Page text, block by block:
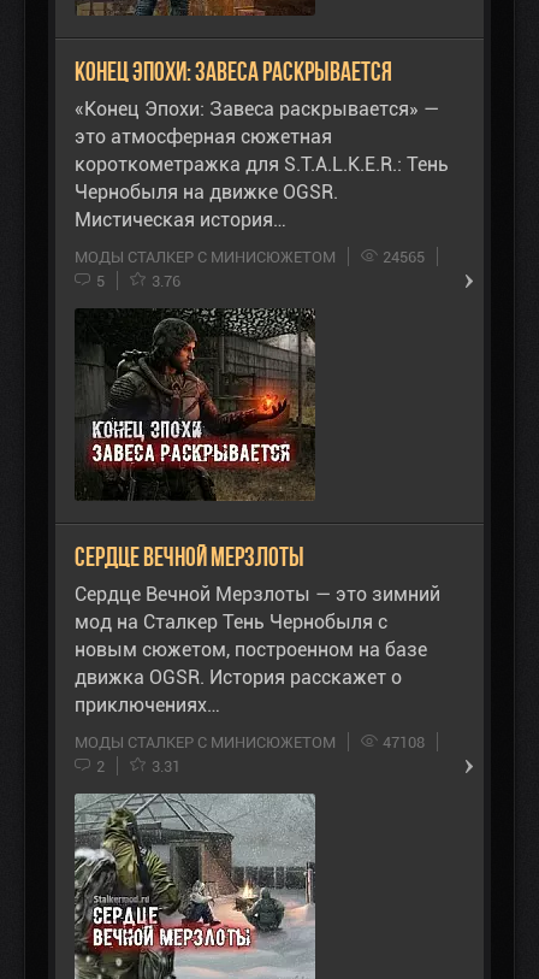
Конец Эпохи: Завеса раскрывается
«Конец Эпохи: Завеса раскрывается» —
это атмосферная сюжетная
короткометражка для S.T.A.L.K.E.R.: Тень
Чернобыля на движке OGSR.
Мистическая история…
МОДЫ СТАЛКЕР С МИНИСЮЖЕТОМ
24565
5
3.76
Сердце Вечной Мерзлоты
Сердце Вечной Мерзлоты — это зимний
мод на Сталкер Тень Чернобыля с
новым сюжетом, построенном на базе
движка OGSR. История расскажет о
приключениях…
МОДЫ СТАЛКЕР С МИНИСЮЖЕТОМ
47108
2
3.31